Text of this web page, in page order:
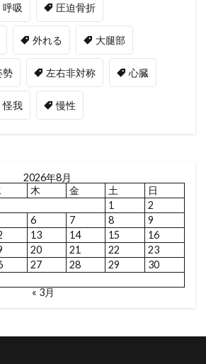
呼吸 圧迫骨折
外れる 大腿部
勢 左右非対称 心臓
怪我 慢性
2026年8月
木 金 土
日
1
2
6 7 8
9
13 14 15
16
20 21 22
23
27 28 29
30
« 3月